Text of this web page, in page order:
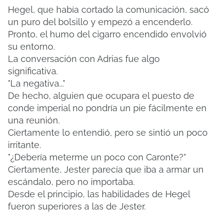
Hegel, que había cortado la comunicación, sacó
un puro del bolsillo y empezó a encenderlo.
Pronto, el humo del cigarro encendido envolvió
su entorno.
La conversación con Adrias fue algo
significativa.
"La negativa..."
De hecho, alguien que ocupara el puesto de
conde imperial no pondría un pie fácilmente en
una reunión.
Ciertamente lo entendió, pero se sintió un poco
irritante.
"¿Debería meterme un poco con Caronte?"
Ciertamente, Jester parecía que iba a armar un
escándalo, pero no importaba.
Desde el principio, las habilidades de Hegel
fueron superiores a las de Jester.